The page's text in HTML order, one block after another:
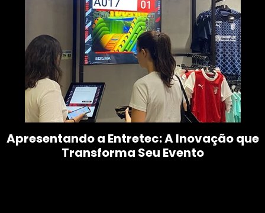
Apresentando a Entretec: A Inovação que
Transforma Seu Evento